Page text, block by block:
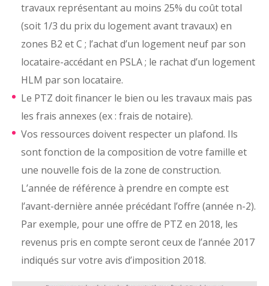
travaux représentant au moins 25% du coût total
(soit 1/3 du prix du logement avant travaux) en
zones B2 et C ; l’achat d’un logement neuf par son
locataire-accédant en PSLA ; le rachat d’un logement
HLM par son locataire.
Le PTZ doit financer le bien ou les travaux mais pas
les frais annexes (ex : frais de notaire).
Vos ressources doivent respecter un plafond. Ils
sont fonction de la composition de votre famille et
une nouvelle fois de la zone de construction.
L’année de référence à prendre en compte est
l’avant-dernière année précédant l’offre (année n-2).
Par exemple, pour une offre de PTZ en 2018, les
revenus pris en compte seront ceux de l’année 2017
indiqués sur votre avis d’imposition 2018.